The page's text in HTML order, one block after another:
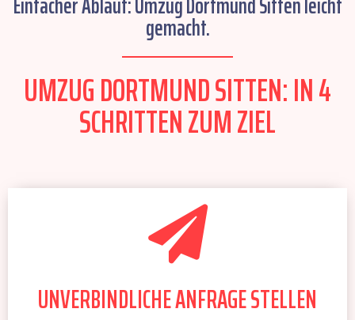
gemacht.
UMZUG DORTMUND SITTEN: IN 4
SCHRITTEN ZUM ZIEL
UNVERBINDLICHE ANFRAGE STELLEN